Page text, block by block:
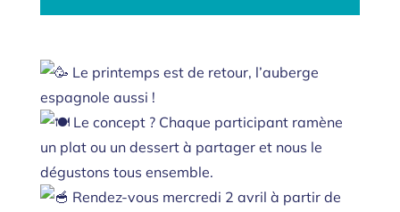
Le printemps est de retour, l’auberge
espagnole aussi !
Le concept ? Chaque participant ramène
un plat ou un dessert à partager et nous le
dégustons tous ensemble.
Rendez-vous mercredi 2 avril à partir de